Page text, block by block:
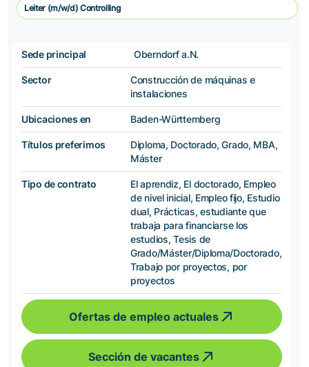
Leiter (m/w/d) Controlling
Sede principal Oberndorf a.N.
Sector
Construcción de máquinas e
instalaciones
Ubicaciones en Baden-Württemberg
Títulos preferimos
Diploma, Doctorado, Grado, MBA,
Máster
Tipo de contrato
El aprendiz, El doctorado, Empleo
de nivel inicial, Empleo fijo, Estudio
dual, Prácticas, estudiante que
trabaja para financiarse los
estudios, Tesis de
Grado/Máster/Diploma/Doctorado,
Trabajo por proyectos, por
proyectos
Ofertas de empleo actuales
Sección de vacantes